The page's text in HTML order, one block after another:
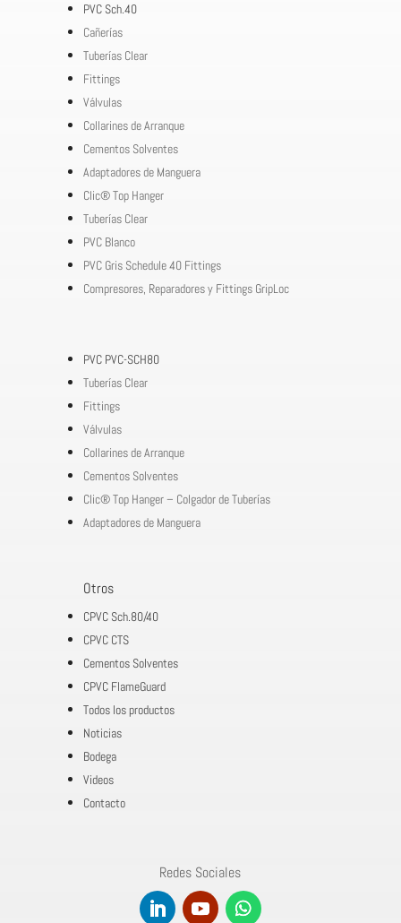
PVC Sch.40
Cañerías
Tuberías Clear
Fittings
Válvulas
Collarines de Arranque
Cementos Solventes
Adaptadores de Manguera
Clic® Top Hanger
Tuberías Clear
PVC Blanco
PVC Gris Schedule 40 Fittings
Compresores, Reparadores y Fittings GripLoc
PVC PVC-SCH80
Tuberías Clear
Fittings
Válvulas
Collarines de Arranque
Cementos Solventes
Clic® Top Hanger – Colgador de Tuberías
Adaptadores de Manguera
Otros
CPVC Sch.80/40
CPVC CTS
Cementos Solventes
CPVC FlameGuard
Todos los productos
Noticias
Bodega
Videos
Contacto
Redes Sociales